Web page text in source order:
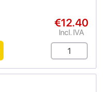
€12.40
Incl. IVA